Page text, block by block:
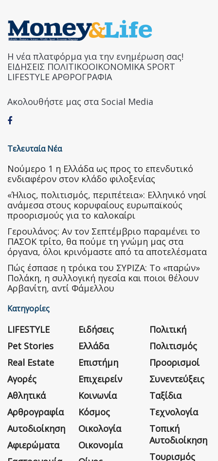
Η νέα πλατφόρμα για την ενημέρωση σας!
ΕΙΔΗΣΕΙΣ ΠΟΛΙΤΙΚΟΟΙΚΟΝΟΜΙΚΑ SPORT
LIFESTYLE ΑΡΘΡΟΓΡΑΦΙΑ
Ακολουθήστε μας στα Social Media
Τελευταία Νέα
Nούμερο 1 η Ελλάδα ως προς το επενδυτικό
ενδιαφέρον στον κλάδο φιλοξενίας
«Ήλιος, πολιτισμός, περιπέτεια»: Ελληνικό νησί
ανάμεσα στους κορυφαίους ευρωπαϊκούς
προορισμούς για το καλοκαίρι
Γερουλάνος: Αν τον Σεπτέμβριο παραμένει το
ΠΑΣΟΚ τρίτο, θα πούμε τη γνώμη μας στα
όργανα, όλοι κρινόμαστε από τα αποτελέσματα
Πώς έσπασε η τρόικα του ΣΥΡΙΖΑ: Το «παρών»
Πολάκη, η συλλογική ηγεσία και ποιοι θέλουν
Αρβανίτη, αντί Φάμελλου
Κατηγορίες
LIFESTYLE
Pet Stories
Real Estate
Αγορές
Αθλητικά
Αρθρογραφία
Αυτοδιοίκηση
Αφιερώματα
Ειδήσεις
Ελλάδα
Επιστήμη
Επιχειρείν
Κοινωνία
Κόσμος
Οικολογία
Οικονομία
Πολιτική
Πολιτισμός
Προορισμοί
Συνεντεύξεις
Ταξίδια
Τεχνολογία
Τοπική
Αυτοδιοίκηση
Τουρισμός